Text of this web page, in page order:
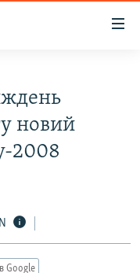
новий
2008
Google